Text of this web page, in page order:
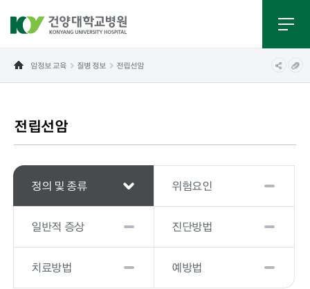
암정보 교육 질병 정보 전립선암
전립선암
정의 및 종류 위험요인
일반적 증상 진단방법
치료방법 예방법